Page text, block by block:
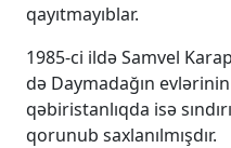
qayıtmayıblar.
1985-ci ildə Samvel
də Daymadağın evlərinin
qəbiristanlıqda isə
qorunub saxlanılmışdır.